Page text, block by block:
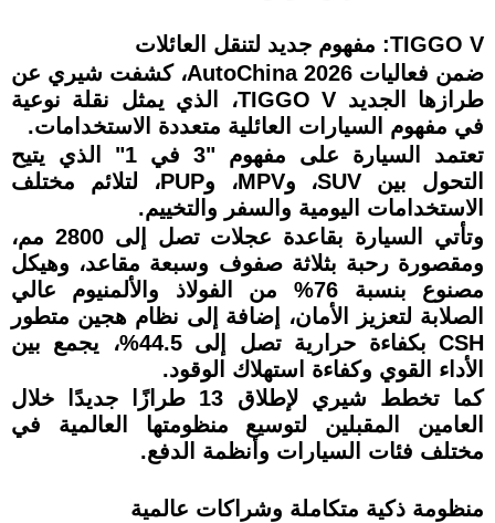
TIGGO V: مفهوم جديد لتنقل العائلات
ضمن فعاليات AutoChina 2026، كشفت شيري عن
طرازها الجديد TIGGO V، الذي يمثل نقلة نوعية
في مفهوم السيارات العائلية متعددة الاستخدامات.
تعتمد السيارة على مفهوم "3 في 1" الذي يتيح
التحول بين SUV، وMPV، وPUP، لتلائم مختلف
الاستخدامات اليومية والسفر والتخييم.
وتأتي السيارة بقاعدة عجلات تصل إلى 2800 مم،
ومقصورة رحبة بثلاثة صفوف وسبعة مقاعد، وهيكل
مصنوع بنسبة 76% من الفولاذ والألمنيوم عالي
الصلابة لتعزيز الأمان، إضافة إلى نظام هجين متطور
CSH بكفاءة حرارية تصل إلى 44.5%، يجمع بين
الأداء القوي وكفاءة استهلاك الوقود.
كما تخطط شيري لإطلاق 13 طرازًا جديدًا خلال
العامين المقبلين لتوسيع منظومتها العالمية في
مختلف فئات السيارات وأنظمة الدفع.
منظومة ذكية متكاملة وشراكات عالمية